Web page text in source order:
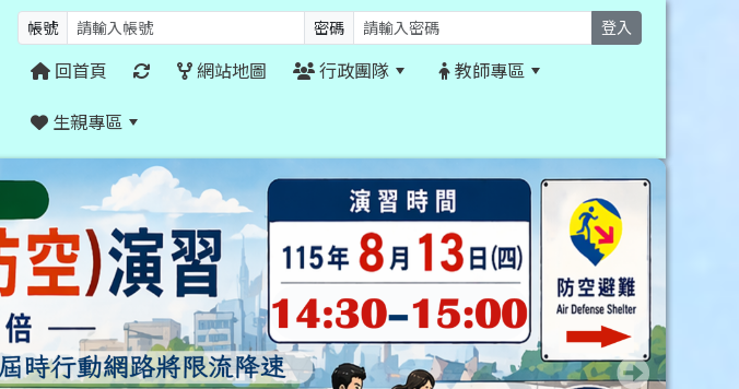
帳號 密碼 登入
回首頁 網站地圖 行政團隊
教師專區
生親專區